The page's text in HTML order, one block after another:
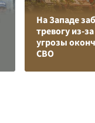
На Западе
тревогу из-за
угрозы
СВО